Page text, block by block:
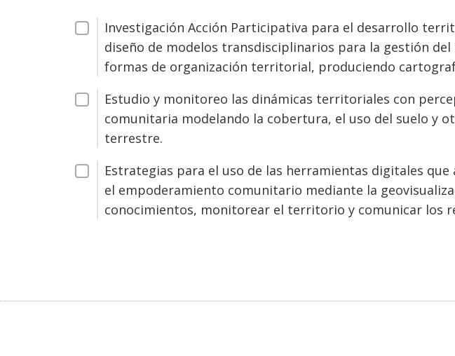
Investigación Acción Participativa para el desarrollo
diseño de modelos transdisciplinarios para la gestión
formas de organización territorial, produciendo
Estudio y monitoreo las dinámicas territoriales con
comunitaria modelando la cobertura, el uso del suelo y
terrestre.
Estrategias para el uso de las herramientas digitales
el empoderamiento comunitario mediante la
conocimientos, monitorear el territorio y comunicar los